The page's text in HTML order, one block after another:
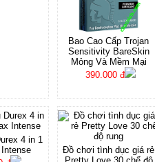
Bao Cao Cấp Trojan
Sensitivity BareSkin
Mỏng Và Mềm Mại
390.000 đ
4 in 1
Đồ chơi tình dục giá rẻ